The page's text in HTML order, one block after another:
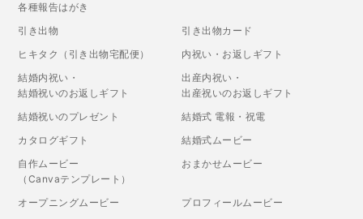
各種報告はがき
引き出物
引き出物カード
ヒキタク（引き出物宅配便）
内祝い・お返しギフト
結婚内祝い・
結婚祝いのお返しギフト
出産内祝い・
出産祝いのお返しギフト
結婚祝いのプレゼント
結婚式 電報・祝電
カタログギフト
結婚式ムービー
自作ムービー
（Canvaテンプレート）
おまかせムービー
オープニングムービー
プロフィールムービー